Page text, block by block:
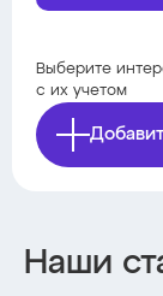
Выберите
с их учетом
Наши